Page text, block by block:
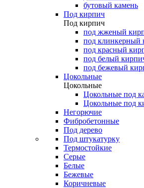
бутовый камень
Под кирпич
Под кирпич
под жженый
под клинкерный
под красный
под белый
под бежевый
Цокольные
Цокольные
Цокольные под
Цокольные под
Негорючие
Фибробетонные
Под дерево
Под штукатурку
Термостойкие
Серые
Белые
Бежевые
Коричневые